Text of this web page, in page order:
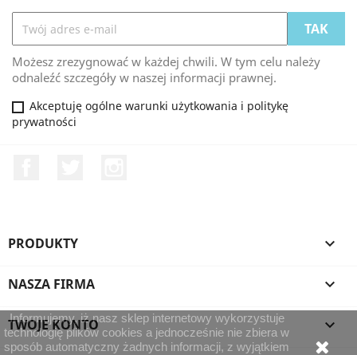
Możesz zrezygnować w każdej chwili. W tym celu należy
odnaleźć szczegóły w naszej informacji prawnej.
Akceptuję ogólne warunki użytkowania i politykę
prywatności
PRODUKTY 
NASZA FIRMA 
TWOJE KONTO 
Informujemy, iż nasz sklep internetowy wykorzystuje
technologię plików cookies a jednocześnie nie zbiera w
sposób automatyczny żadnych informacji, z wyjątkiem